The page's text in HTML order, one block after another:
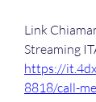
Link
https://
8818/call-